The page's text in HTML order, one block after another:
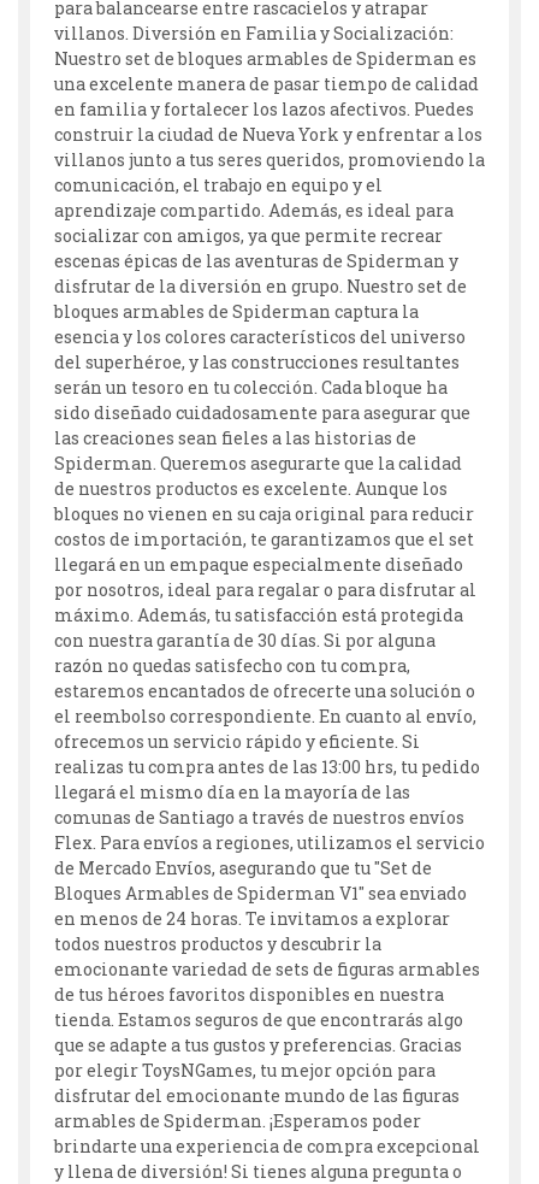
para balancearse entre rascacielos y atrapar
villanos. Diversión en Familia y Socialización:
Nuestro set de bloques armables de Spiderman es
una excelente manera de pasar tiempo de calidad
en familia y fortalecer los lazos afectivos. Puedes
construir la ciudad de Nueva York y enfrentar a los
villanos junto a tus seres queridos, promoviendo la
comunicación, el trabajo en equipo y el
aprendizaje compartido. Además, es ideal para
socializar con amigos, ya que permite recrear
escenas épicas de las aventuras de Spiderman y
disfrutar de la diversión en grupo. Nuestro set de
bloques armables de Spiderman captura la
esencia y los colores característicos del universo
del superhéroe, y las construcciones resultantes
serán un tesoro en tu colección. Cada bloque ha
sido diseñado cuidadosamente para asegurar que
las creaciones sean fieles a las historias de
Spiderman. Queremos asegurarte que la calidad
de nuestros productos es excelente. Aunque los
bloques no vienen en su caja original para reducir
costos de importación, te garantizamos que el set
llegará en un empaque especialmente diseñado
por nosotros, ideal para regalar o para disfrutar al
máximo. Además, tu satisfacción está protegida
con nuestra garantía de 30 días. Si por alguna
razón no quedas satisfecho con tu compra,
estaremos encantados de ofrecerte una solución o
el reembolso correspondiente. En cuanto al envío,
ofrecemos un servicio rápido y eficiente. Si
realizas tu compra antes de las 13:00 hrs, tu pedido
llegará el mismo día en la mayoría de las
comunas de Santiago a través de nuestros envíos
Flex. Para envíos a regiones, utilizamos el servicio
de Mercado Envíos, asegurando que tu "Set de
Bloques Armables de Spiderman V1" sea enviado
en menos de 24 horas. Te invitamos a explorar
todos nuestros productos y descubrir la
emocionante variedad de sets de figuras armables
de tus héroes favoritos disponibles en nuestra
tienda. Estamos seguros de que encontrarás algo
que se adapte a tus gustos y preferencias. Gracias
por elegir ToysNGames, tu mejor opción para
disfrutar del emocionante mundo de las figuras
armables de Spiderman. ¡Esperamos poder
brindarte una experiencia de compra excepcional
y llena de diversión! Si tienes alguna pregunta o